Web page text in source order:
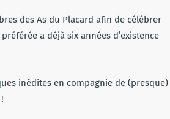
le
volume.
des As du Placard afin de célébrer
a déjà six années d’existence
inédites en compagnie de (presque)